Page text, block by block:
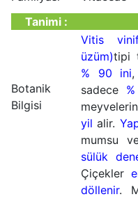
Tanimi :
Botanik
Bilgisi
Vitis
üzüm)tipi
% 90 ini
sadece
yil alir.
mumsu
sülük
Çiçekler
döllenir.